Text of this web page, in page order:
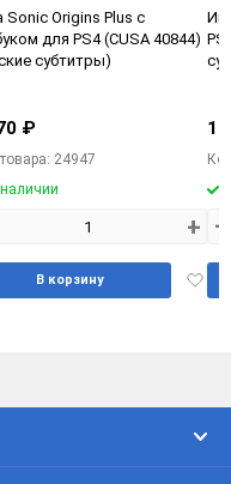
Sonic Origins Plus с
для PS4 (CUSA 40844)
субтитры)
₽
24947
+
В корзину
1
–